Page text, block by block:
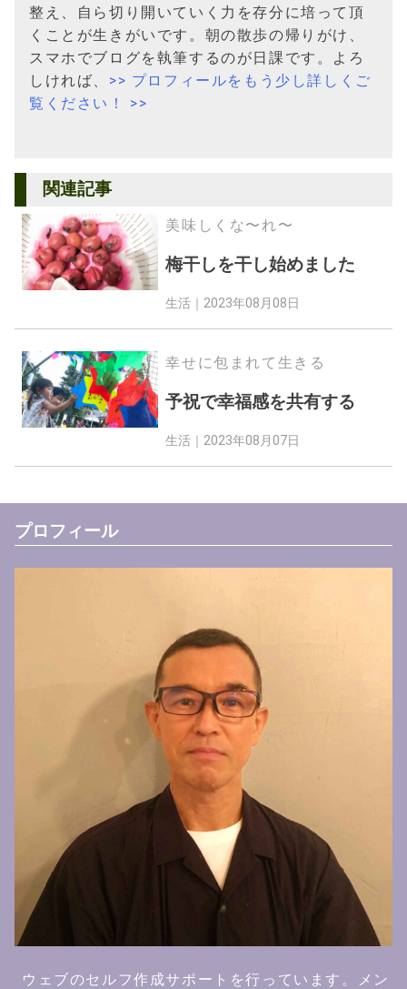
整え、自ら切り開いていく力を存分に培って頂
くことが生きがいです。朝の散歩の帰りがけ、
スマホでブログを執筆するのが日課です。よろ
しければ、 >> プロフィールをもう少し詳しくご
覧ください！ >>
関連記事
美味しくな〜れ〜
梅干しを干し始めました
生活｜2023年08月08日
幸せに包まれて生きる
予祝で幸福感を共有する
生活｜2023年08月07日
プロフィール
ウェブのセルフ作成サポートを行っています。メン